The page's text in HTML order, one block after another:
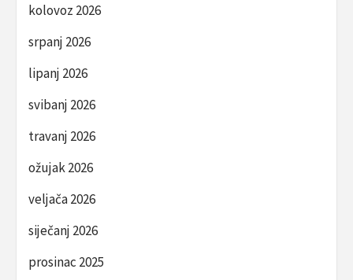
kolovoz 2026
srpanj 2026
lipanj 2026
svibanj 2026
travanj 2026
ožujak 2026
veljača 2026
siječanj 2026
prosinac 2025